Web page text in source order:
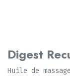
Digest
Huile de